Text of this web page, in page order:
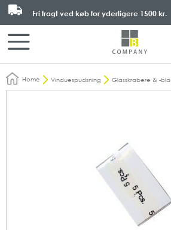
Fri fragt ved køb for yderligere 1500 kr.
Home Vinduespudsning Glasskrabere & -